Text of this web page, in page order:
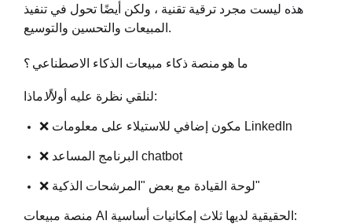
هذه ليست مجرد ترقية تقنية ، ولكن أيضًا تحول في تنفيذ
المبيعات والتحسين والتوسيع.
ما هو منصة ذكاء مبيعات الذكاء الاصطناعي ؟
لنلقي نظرة عليه أولاًلا ماذا:
❌ مكون إضافي للاستيلاء على معلومات LinkedIn
❌ البرنامج المساعد chatbot
❌ لوحة القيادة مع بعض "المرشحات الذكية"
منصة مبيعات AI الحقيقية لديها ثلاث إمكانيات أساسية: